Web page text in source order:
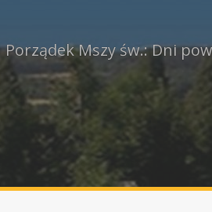
Porządek Mszy św.: Dni